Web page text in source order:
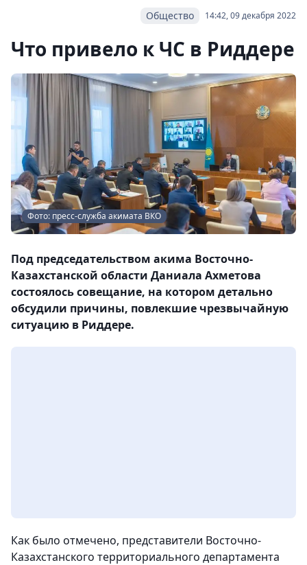
14:42, 09 декабря 2022
Общество
Что привело к ЧС в Риддере
Фото: пресс-служба акимата ВКО
Под председательством акима Восточно-
Казахстанской области Даниала Ахметова
состоялось совещание, на котором детально
обсудили причины, повлекшие чрезвычайную
ситуацию в Риддере.
Как было отмечено, представители Восточно-
Казахстанского территориального департамента